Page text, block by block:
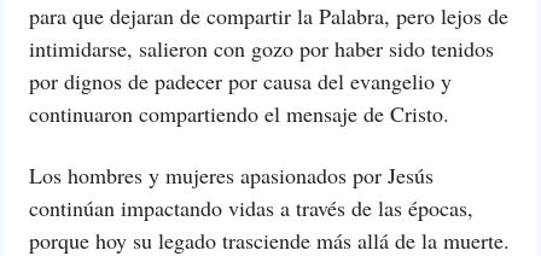
para que dejaran de compartir la Palabra, pero lejos de
intimidarse, salieron con gozo por haber sido tenidos
por dignos de padecer por causa del evangelio y
continuaron compartiendo el mensaje de Cristo.
Los hombres y mujeres apasionados por Jesús
continúan impactando vidas a través de las épocas,
porque hoy su legado trasciende más allá de la muerte.